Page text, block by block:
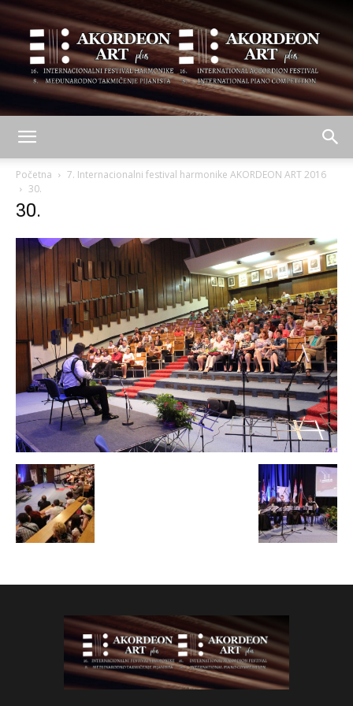
plus
Početna
7. Internacionalni festival harmonike AKORDEON ART 2016
30.
30.